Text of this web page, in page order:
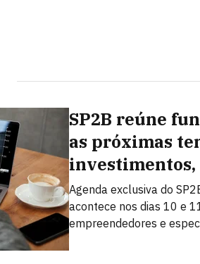
SP2B reúne
as próximas
investimentos,
Agenda exclusiva do
acontece nos dias 10 e
empreendedores e